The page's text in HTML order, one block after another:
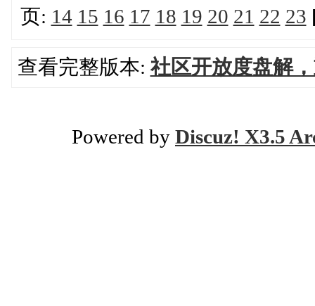
页: 14 15 16 17 18 19 20 21 22 23
查看完整版本: 社区开放度盘解
Powered by Discuz! X3.5